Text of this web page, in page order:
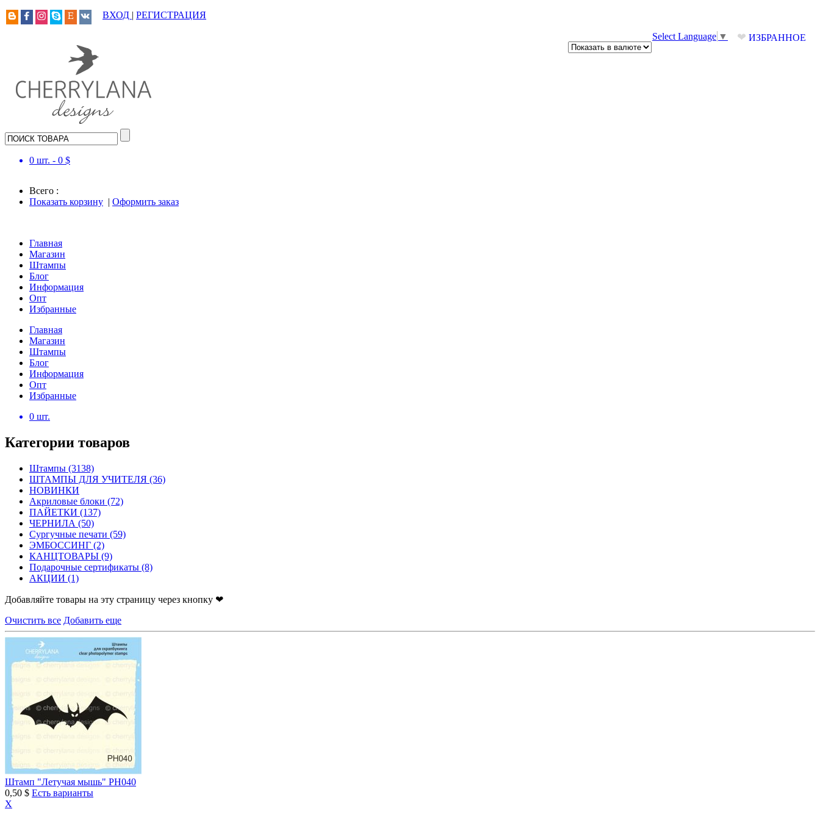
ВХОД | РЕГИСТРАЦИЯ
❤ ИЗБРАННОЕ
Select Language ▼
0 шт. - 0 $
Всего :
Показать корзину | Оформить заказ
Главная
Магазин
Штампы
Блог
Информация
Опт
Избранные
Главная
Магазин
Штампы
Блог
Информация
Опт
Избранные
0 шт.
Категории товаров
Штампы (3138)
ШТАМПЫ ДЛЯ УЧИТЕЛЯ (36)
НОВИНКИ
Акриловые блоки (72)
ПАЙЕТКИ (137)
ЧЕРНИЛА (50)
Сургучные печати (59)
ЭМБОССИНГ (2)
КАНЦТОВАРЫ (9)
Подарочные сертификаты (8)
АКЦИИ (1)
Добавляйте товары на эту страницу через кнопку ❤
Очистить все Добавить еще
Штамп "Летучая мышь" PH040
0,50 $ Есть варианты
X